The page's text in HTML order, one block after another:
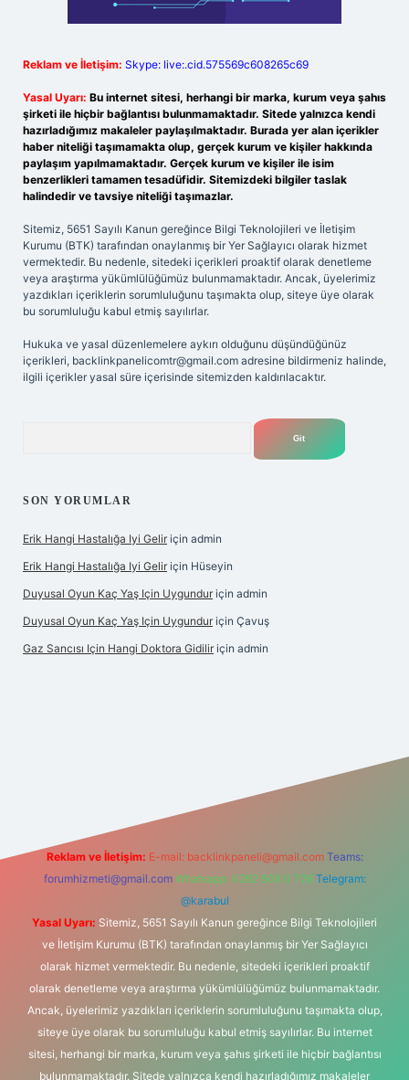
Reklam ve İletişim: Skype: live:.cid.575569c608265c69
Yasal Uyarı: Bu internet sitesi, herhangi bir marka, kurum veya şahıs
şirketi ile hiçbir bağlantısı bulunmamaktadır. Sitede yalnızca kendi
hazırladığımız makaleler paylaşılmaktadır. Burada yer alan içerikler
haber niteliği taşımamakta olup, gerçek kurum ve kişiler hakkında
paylaşım yapılmamaktadır. Gerçek kurum ve kişiler ile isim
benzerlikleri tamamen tesadüfidir. Sitemizdeki bilgiler taslak
halindedir ve tavsiye niteliği taşımazlar.
Sitemiz, 5651 Sayılı Kanun gereğince Bilgi Teknolojileri ve İletişim
Kurumu (BTK) tarafından onaylanmış bir Yer Sağlayıcı olarak hizmet
vermektedir. Bu nedenle, sitedeki içerikleri proaktif olarak denetleme
veya araştırma yükümlülüğümüz bulunmamaktadır. Ancak, üyelerimiz
yazdıkları içeriklerin sorumluluğunu taşımakta olup, siteye üye olarak
bu sorumluluğu kabul etmiş sayılırlar.
Hukuka ve yasal düzenlemelere aykırı olduğunu düşündüğünüz
içerikleri, backlinkpanelicomtr@gmail.com adresine bildirmeniz halinde,
ilgili içerikler yasal süre içerisinde sitemizden kaldırılacaktır.
SON YORUMLAR
Erik Hangi Hastalığa Iyi Gelir için admin
Erik Hangi Hastalığa Iyi Gelir için Hüseyin
Duyusal Oyun Kaç Yaş Için Uygundur için admin
Duyusal Oyun Kaç Yaş Için Uygundur için Çavuş
Gaz Sancısı Için Hangi Doktora Gidilir için admin
Reklam ve İletişim: E-mail: backlinkpaneli@gmail.com Teams:
forumhizmeti@gmail.com Whatsapp: 0262 606 0 726 Telegram:
@karabul
Yasal Uyarı: Sitemiz, 5651 Sayılı Kanun gereğince Bilgi Teknolojileri
ve İletişim Kurumu (BTK) tarafından onaylanmış bir Yer Sağlayıcı
olarak hizmet vermektedir. Bu nedenle, sitedeki içerikleri proaktif
olarak denetleme veya araştırma yükümlülüğümüz bulunmamaktadır.
Ancak, üyelerimiz yazdıkları içeriklerin sorumluluğunu taşımakta olup,
siteye üye olarak bu sorumluluğu kabul etmiş sayılırlar. Bu internet
sitesi, herhangi bir marka, kurum veya şahıs şirketi ile hiçbir bağlantısı
bulunmamaktadır. Sitede yalnızca kendi hazırladığımız makaleler